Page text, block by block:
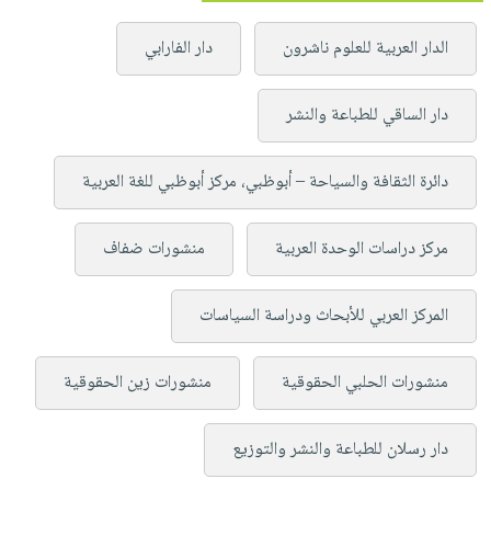
الدار العربية للعلوم ناشرون دار الفارابي
دار الساقي للطباعة والنشر
دائرة الثقافة والسياحة – أبوظبي، مركز أبوظبي للغة العربية
مركز دراسات الوحدة العربية منشورات ضفاف
المركز العربي للأبحاث ودراسة السياسات
منشورات الحلبي الحقوقية منشورات زين الحقوقية
دار رسلان للطباعة والنشر والتوزيع